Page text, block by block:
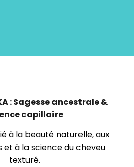
: Sagesse ancestrale &
capillaire
à la beauté naturelle, aux
et à la science du cheveu
texturé.